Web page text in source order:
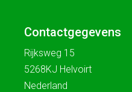
Contactgegevens
Rijksweg 15
5268KJ Helvoirt
Nederland